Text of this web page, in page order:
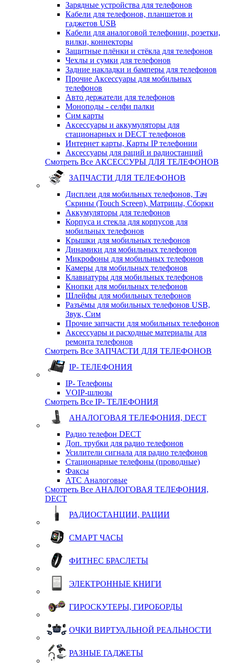
Зарядные устройства для телефонов
Кабели для телефонов, планшетов и
гаджетов USB
Кабели для аналоговой телефонии, розетки,
вилки, коннекторы
Защитные плёнки и стёкла для телефонов
Чехлы и сумки для телефонов
Задние накладки и бамперы для телефонов
Прочие Аксессуары для мобильных
телефонов
Авто держатели для телефонов
Моноподы - селфи палки
Сим карты
Аксессуары и аккумуляторы для
стационарных и DECT телефонов
Интернет карты, Карты IP телефонии
Аксессуары для раций и радиостанций
Смотреть Все АКСЕССУРЫ ДЛЯ ТЕЛЕФОНОВ
ЗАПЧАСТИ ДЛЯ ТЕЛЕФОНОВ
Дисплеи для мобильных телефонов, Тач
Скрины (Touch Screen), Матрицы, Сборки
Аккумуляторы для телефонов
Корпуса и стекла для корпусов для
мобильных телефонов
Крышки для мобильных телефонов
Динамики для мобильных телефонов
Микрофоны для мобильных телефонов
Камеры для мобильных телефонов
Клавиатуры для мобильных телефонов
Кнопки для мобильных телефонов
Шлейфы для мобильных телефонов
Разъёмы для мобильных телефонов USB,
Звук, Сим
Прочие запчасти для мобильных телефонов
Аксессуары и расходные материалы для
ремонта телефонов
Смотреть Все ЗАПЧАСТИ ДЛЯ ТЕЛЕФОНОВ
IP- ТЕЛЕФОНИЯ
IP- Телефоны
VOIP-шлюзы
Смотреть Все IP- ТЕЛЕФОНИЯ
АНАЛОГОВАЯ ТЕЛЕФОНИЯ, DECT
Радио телефон DECT
Доп. трубки для радио телефонов
Усилители сигнала для радио телефонов
Стационарные телефоны (проводные)
Факсы
АТС Аналоговые
Смотреть Все АНАЛОГОВАЯ ТЕЛЕФОНИЯ,
DECT
РАДИОСТАНЦИИ, РАЦИИ
СМАРТ ЧАСЫ
ФИТНЕС БРАСЛЕТЫ
ЭЛЕКТРОННЫЕ КНИГИ
ГИРОСКУТЕРЫ, ГИРОБОРДЫ
ОЧКИ ВИРТУАЛЬНОЙ РЕАЛЬНОСТИ
РАЗНЫЕ ГАДЖЕТЫ